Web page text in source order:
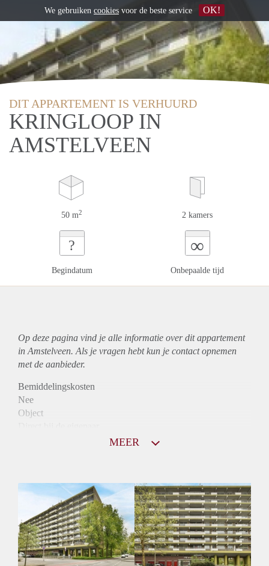
DIT APPARTEMENT IS VERHUURD
KRINGLOOP IN
AMSTELVEEN
50 m2 2 kamers
?
Begindatum
∞
Onbepaalde tijd
Op deze pagina vind je alle informatie over ditappartement
in Amstelveen. Als je vragen hebt kun je contact opnemen
met de aanbieder.
Bemiddelingskosten
Nee
Object
Huurtoeslag
Niet mogelijk
Inkomen eis
3,2 X Maandhuur Bruto
Huurtermijn
Onbepaalde termijn
MEER
We gebruiken cookies voor de beste service OK!